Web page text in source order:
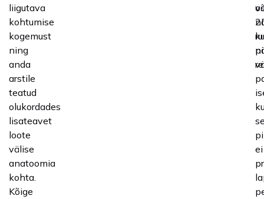
liigutava
kohtumise
kogemust
ning
anda
arstile
teatud
olukordades
lisateavet
loote
välise
anatoomia
kohta.
Kõige
ei